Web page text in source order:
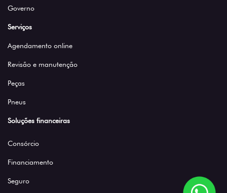
Governo
Serviços
Agendamento online
Revisão e manutenção
Peças
Pneus
Soluções financeiras
Consórcio
Financiamento
Seguro